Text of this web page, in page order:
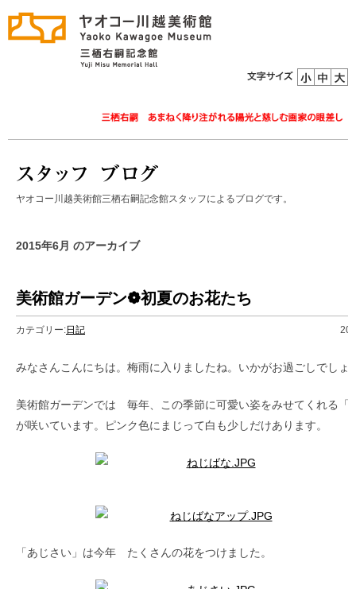
ヤオコー川越美術館三栖右嗣記念館スタッフによるブログです。
2015年6月 のアーカイブ
美術館ガーデン❁初夏のお花たち
カテゴリー:日記
みなさんこんにちは。梅雨に入りましたね。いかがお過ごしでしょ
美術館ガーデンでは 毎年、この季節に可愛い姿をみせてくれる「
が咲いています。ピンク色にまじって白も少しだけあります。
「あじさい」は今年 たくさんの花をつけました。